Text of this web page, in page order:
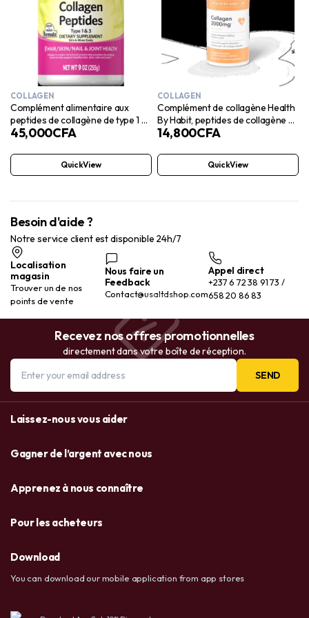
COLLAGEN
Complément alimentaire aux
peptides de collagène de type 1 et
3 de Spring Valley, 255 g
45,000CFA
QuickView
COLLAGEN
Complément de collagène Health
By Habit, peptides de collagène 2
000 mg, 60 capsules
14,800CFA
QuickView
Besoin d'aide ?
Notre service client est disponible 24h/7
Localisation
magasin
Trouver un de nos
points de vente
Nous faire un
Feedback
Contact@usaltdshop.com
Appel direct
+237 6 72 38 91 73 /
658 20 86 83
Recevez nos offres promotionnelles
directement dans votre boîte de réception.
SEND
Laissez-nous vous aider
Gagner de l’argent avec nous
Apprenez à nous connaître
Pour les acheteurs
Download
You can download our mobile application from app stores